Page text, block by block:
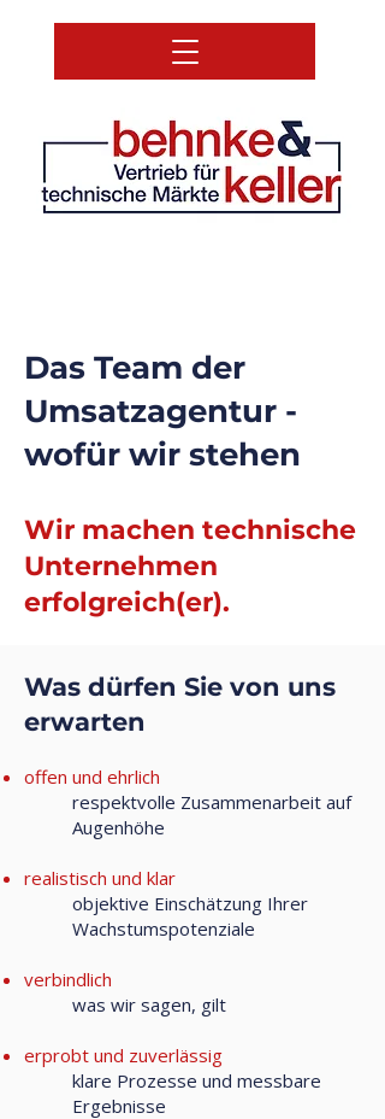
Das Team der
Umsatzagentur -
wofür wir stehen
Wir machen technische
Unternehmen
erfolgreich(er).
Was dürfen Sie von uns
erwarten
offen und ehrlich
respektvolle Zusammenarbeit auf
Augenhöhe
realistisch und klar
objektive Einschätzung Ihrer
Wachstumspotenziale
verbindlich
was wir sagen, gilt
erprobt und zuverlässig
klare Prozesse und messbare
Ergebnisse